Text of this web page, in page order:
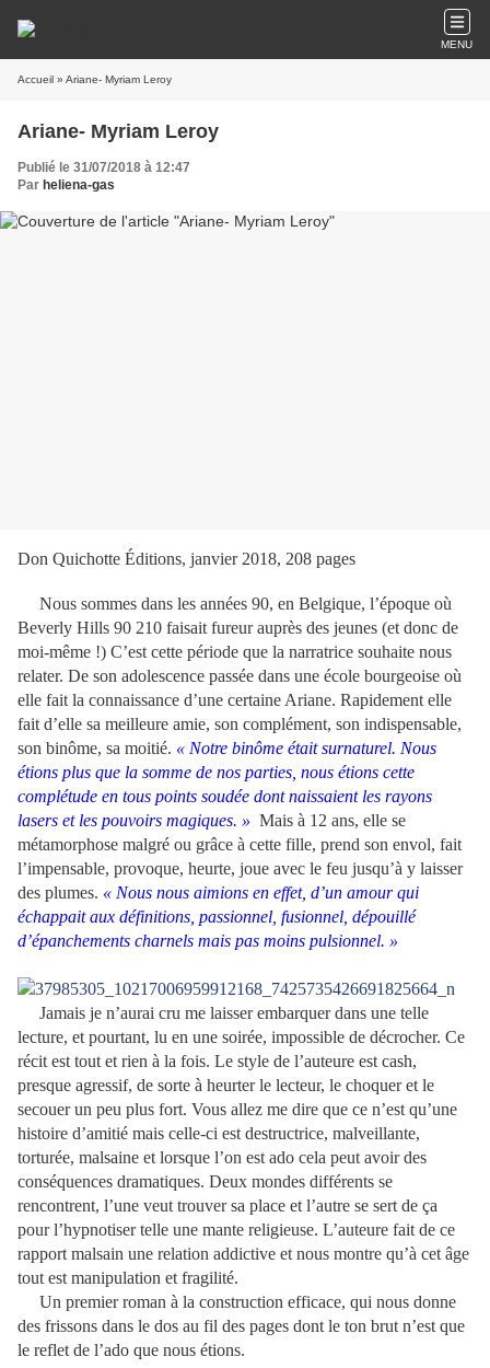
MENU
Accueil » Ariane- Myriam Leroy
Ariane- Myriam Leroy
Publié le 31/07/2018 à 12:47
Par heliena-gas
Don Quichotte Éditions, janvier 2018, 208 pages
Nous sommes dans les années 90, en Belgique, l’époque où
Beverly Hills 90 210 faisait fureur auprès des jeunes (et donc de
moi-même !) C’est cette période que la narratrice souhaite nous
relater. De son adolescence passée dans une école bourgeoise où
elle fait la connaissance d’une certaine Ariane. Rapidement elle
fait d’elle sa meilleure amie, son complément, son indispensable,
son binôme, sa moitié. « Notre binôme était surnaturel. Nous
étions plus que la somme de nos parties, nous étions cette
complétude en tous points soudée dont naissaient les rayons
lasers et les pouvoirs magiques. » Mais à 12 ans, elle se
métamorphose malgré ou grâce à cette fille, prend son envol, fait
l’impensable, provoque, heurte, joue avec le feu jusqu’à y laisser
des plumes. « Nous nous aimions en effet, d’un amour qui
échappait aux définitions, passionnel, fusionnel, dépouillé
d’épanchements charnels mais pas moins pulsionnel. »
Jamais je n’aurai cru me laisser embarquer dans une telle
lecture, et pourtant, lu en une soirée, impossible de décrocher. Ce
récit est tout et rien à la fois. Le style de l’auteure est cash,
presque agressif, de sorte à heurter le lecteur, le choquer et le
secouer un peu plus fort. Vous allez me dire que ce n’est qu’une
histoire d’amitié mais celle-ci est destructrice, malveillante,
torturée, malsaine et lorsque l’on est ado cela peut avoir des
conséquences dramatiques. Deux mondes différents se
rencontrent, l’une veut trouver sa place et l’autre se sert de ça
pour l’hypnotiser telle une mante religieuse. L’auteure fait de ce
rapport malsain une relation addictive et nous montre qu’à cet âge
tout est manipulation et fragilité.
Un premier roman à la construction efficace, qui nous donne
des frissons dans le dos au fil des pages dont le ton brut n’est que
le reflet de l’ado que nous étions.